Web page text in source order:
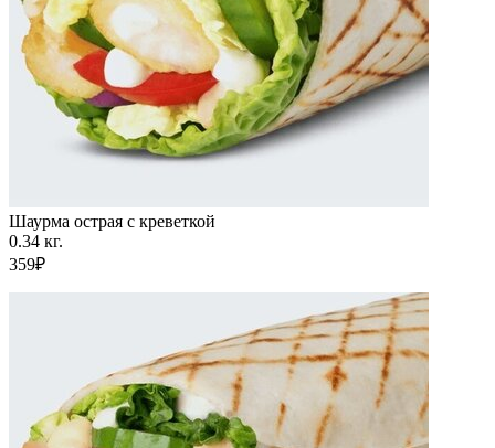
Шаурма острая с креветкой
0.34 кг.
359₽